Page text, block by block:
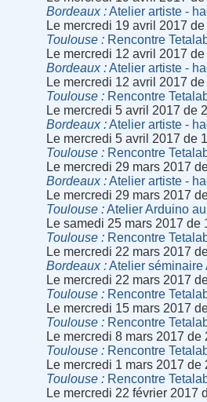
Bordeaux
Atelier artiste -
Le mercredi 19 avril 2017
Toulouse
Rencontre
Le mercredi 12 avril 2017
Bordeaux
Atelier artiste -
Le mercredi 12 avril 2017
Toulouse
Rencontre
Le mercredi 5 avril 2017 de
Bordeaux
Atelier artiste -
Le mercredi 5 avril 2017 de
Toulouse
Rencontre
Le mercredi 29 mars 2017
Bordeaux
Atelier artiste -
Le mercredi 29 mars 2017
Toulouse
Atelier Arduino
Le samedi 25 mars 2017 de
Toulouse
Rencontre
Le mercredi 22 mars 2017
Bordeaux
Atelier séminaire
Le mercredi 22 mars 2017
Toulouse
Rencontre
Le mercredi 15 mars 2017
Toulouse
Rencontre
Le mercredi 8 mars 2017 de
Toulouse
Rencontre
Le mercredi 1 mars 2017 de
Toulouse
Rencontre
Le mercredi 22 février 2017